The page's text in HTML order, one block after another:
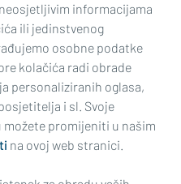
Politika privatnosti
Suradnici
informacijama
ili jedinstvenog
osobne podatke
kolačića radi obrade
personaliziranih oglasa,
i sl. Svoje
promijeniti u našim
na ovoj web stranici.